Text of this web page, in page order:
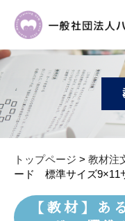
トップページ > 教材注
ード 標準サイズ9×11
【教材】あ